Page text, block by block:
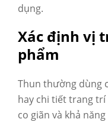
dụng.
Xác định vị
phẩm
Thun thường dùng
hay chi tiết trang trí
co giãn và khả